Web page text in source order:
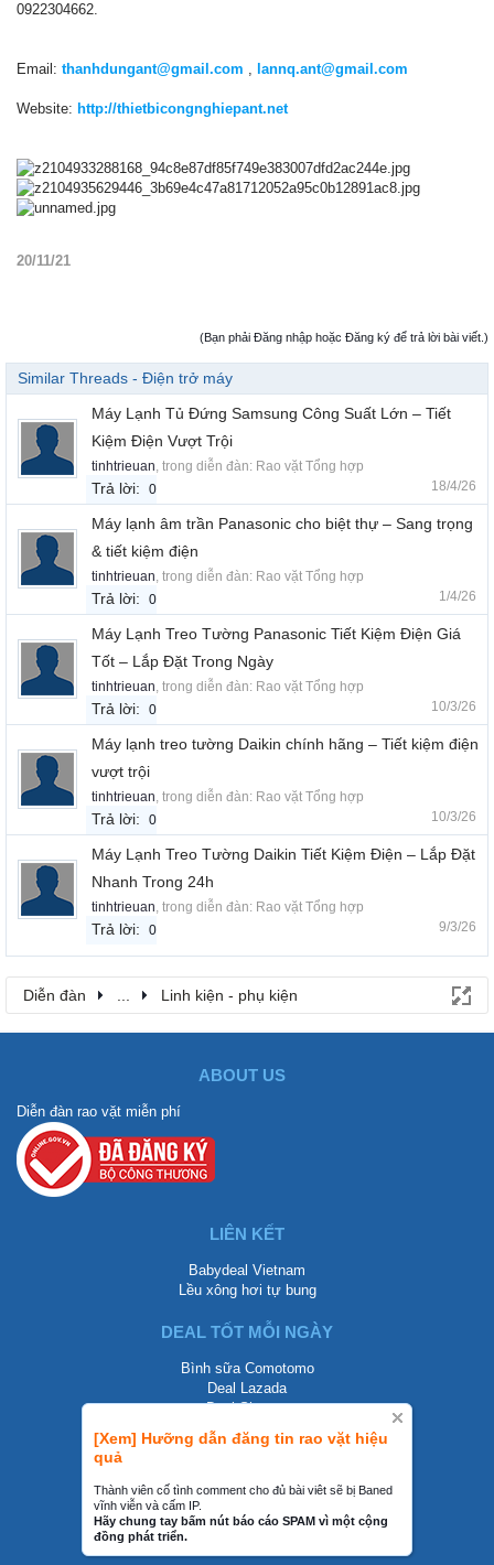
[Xem] Hưỡng dẫn đăng tin rao vặt hiệu
quả
Thành viên cố tình comment cho đủ bài viêt sẽ bị Baned
vĩnh viễn và cấm IP.
Hãy chung tay bấm nút báo cáo SPAM vì một cộng
đồng phát triển.
0922304662.
Email: thanhdungant@gmail.com , lannq.ant@gmail.com
Website: http://thietbicongnghiepant.net
20/11/21
(Bạn phải Đăng nhập hoặc Đăng ký để trả lời bài viết.)
Similar Threads - Điện trở máy
Máy Lạnh Tủ Đứng Samsung Công Suất Lớn – Tiết
Kiệm Điện Vượt Trội
tinhtrieuan, trong diễn đàn: Rao vặt Tổng hợp
Trả lời: 0 18/4/26
Máy lạnh âm trần Panasonic cho biệt thự – Sang trọng
& tiết kiệm điện
tinhtrieuan, trong diễn đàn: Rao vặt Tổng hợp
Trả lời: 0 1/4/26
Máy Lạnh Treo Tường Panasonic Tiết Kiệm Điện Giá
Tốt – Lắp Đặt Trong Ngày
tinhtrieuan, trong diễn đàn: Rao vặt Tổng hợp
Trả lời: 0 10/3/26
Máy lạnh treo tường Daikin chính hãng – Tiết kiệm điện
vượt trội
tinhtrieuan, trong diễn đàn: Rao vặt Tổng hợp
Trả lời: 0 10/3/26
Máy Lạnh Treo Tường Daikin Tiết Kiệm Điện – Lắp Đặt
Nhanh Trong 24h
tinhtrieuan, trong diễn đàn: Rao vặt Tổng hợp
Trả lời: 0 9/3/26
Diễn đàn ... Linh kiện - phụ kiện
ABOUT US
Diễn đàn rao vặt miễn phí
LIÊN KẾT
Babydeal Vietnam
Lều xông hơi tự bung
DEAL TỐT MỖI NGÀY
Bình sữa Comotomo
Deal Lazada
Deal Shopee
LIÊN HỆ
0858002468
contact@mraovat.vn